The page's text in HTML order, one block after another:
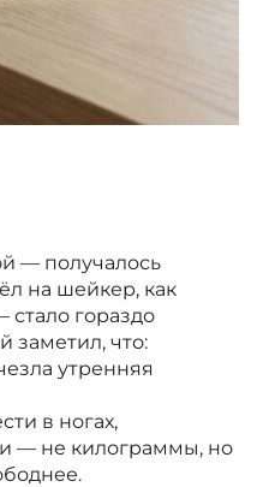
— получалось
на шейкер, как
стало гораздо
заметил, что:
утренняя
в ногах,
— не килограммы, но